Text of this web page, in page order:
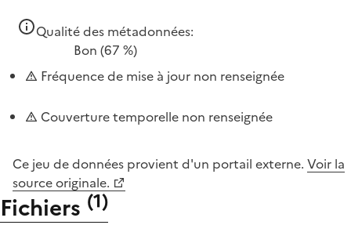
Qualité des métadonnées:
Bon (67 %)
Fréquence de mise à jour non renseignée
Couverture temporelle non renseignée
Ce jeu de données provient d'un portail externe. Voir la
source originale.
Fichiers (1)